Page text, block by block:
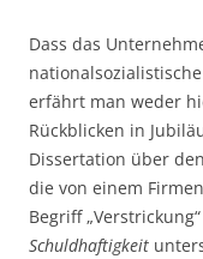
Dass das
erfährt man weder
Rückblicken in
Dissertation über
die von einem
Begriff
Schuldhaftigkeit